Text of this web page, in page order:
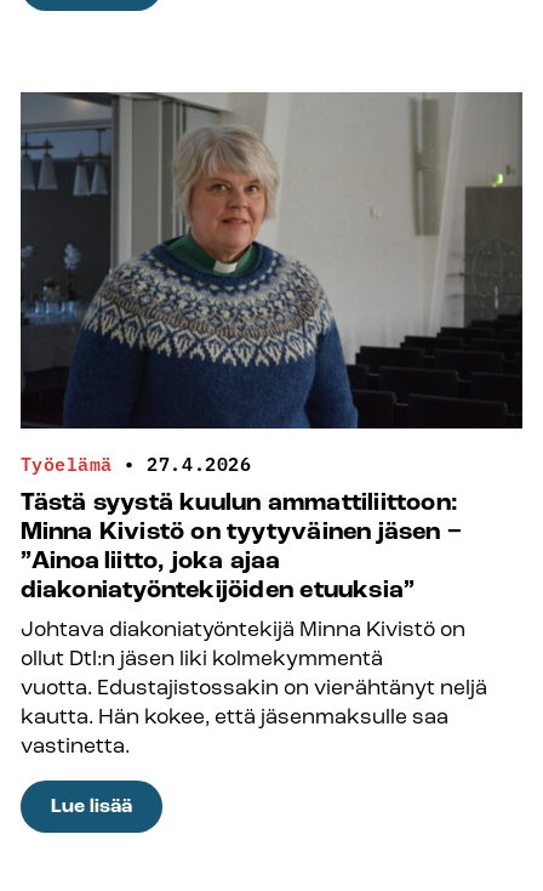
”Avain
nuorten
osallistaminen
innostaminen
kirkon
työhön” –
Santeri
Karttusen
nuoret
ovat
kirkon
tulevaisuus
Työelämä • 27.4.2026
Tästä syystä kuulun ammattiliittoon:
Minna Kivistö on tyytyväinen jäsen −
”Ainoa liitto, joka ajaa
diakoniatyöntekijöiden etuuksia”
Johtava diakoniatyöntekijä Minna Kivistö on
ollut Dtl:n jäsen liki kolmekymmentä
vuotta. Edustajistossakin on vierähtänyt neljä
kautta. Hän kokee, että jäsenmaksulle saa
vastinetta.
Lue lisää:
Tästä